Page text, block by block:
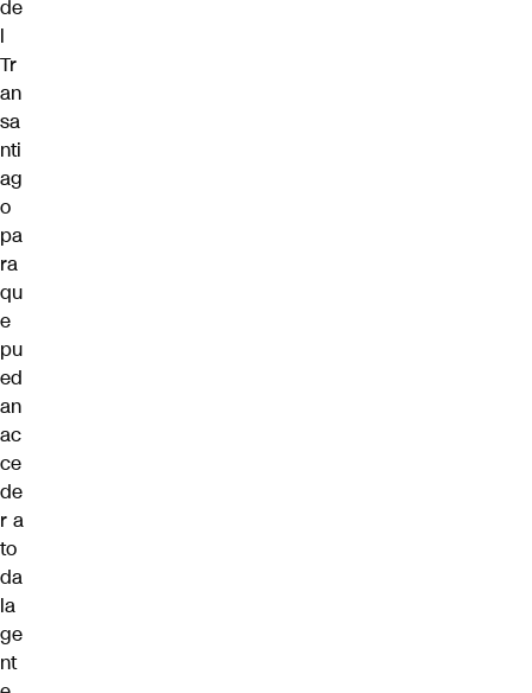
de
l
Tr
an
sa
nti
ag
o
pa
ra
qu
e
pu
ed
an
ac
ce
de
r a
to
da
la
ge
nt